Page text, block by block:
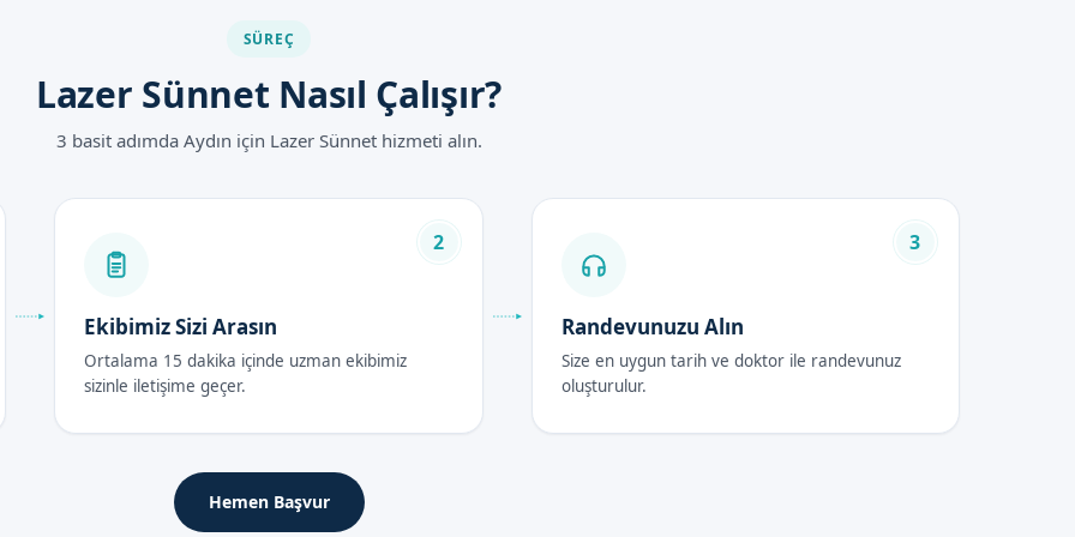
2026
diğer yöntemlere göre daha uygun ve avantajlıdır. Fiyatlar hakkında daha detaylı bilgi
Bakım Rehberi
ve bakımı önemlidir. Sünnet bölgesini temizlemek için, su ve sabun kullanılmalıdır.
ardından birkaç gün sürebilir. Bu süreçte, sünnet bölgesinin temizliği ve bakımı önemlidir.
bölgesinin temizliği, bakımı ve hijyenidir. Sünnet bölgesine, herhangi bir krem veya losyon
SÜREÇ
Lazer Sünnet Nasıl Çalışır?
3 basit adımda Aydın için Lazer Sünnet hizmeti alın.
2
Ekibimiz Sizi Arasın
Ortalama 15 dakika içinde uzman ekibimiz
sizinle iletişime geçer.
3
Randevunuzu Alın
Size en uygun tarih ve doktor ile randevunuz
oluşturulur.
Hemen Başvur